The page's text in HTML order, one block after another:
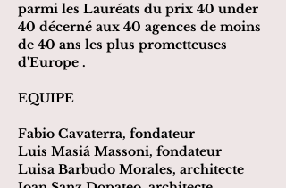
parmi les Lauréats du prix 40 under
40 décerné aux 40 agences de moins
de 40 ans les plus prometteuses
d'Europe .
EQUIPE
Fabio Cavaterra, fondateur
Luis Masiá Massoni, fondateur
Luisa Barbudo Morales, architecte